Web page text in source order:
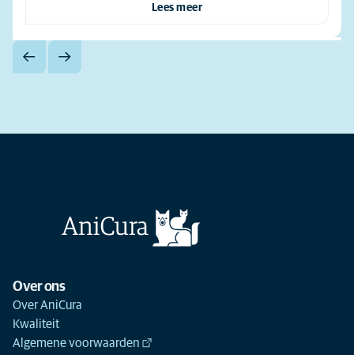
Lees meer
Over ons
Over AniCura
Kwaliteit
Algemene voorwaarden